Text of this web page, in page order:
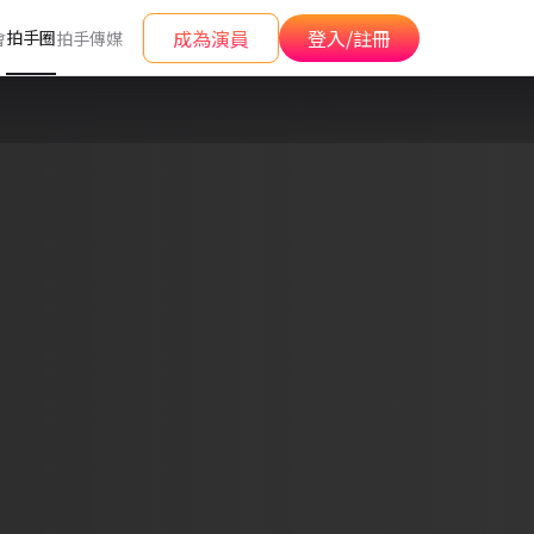
拍手圈拍手傳媒 成為演員 登入/註冊